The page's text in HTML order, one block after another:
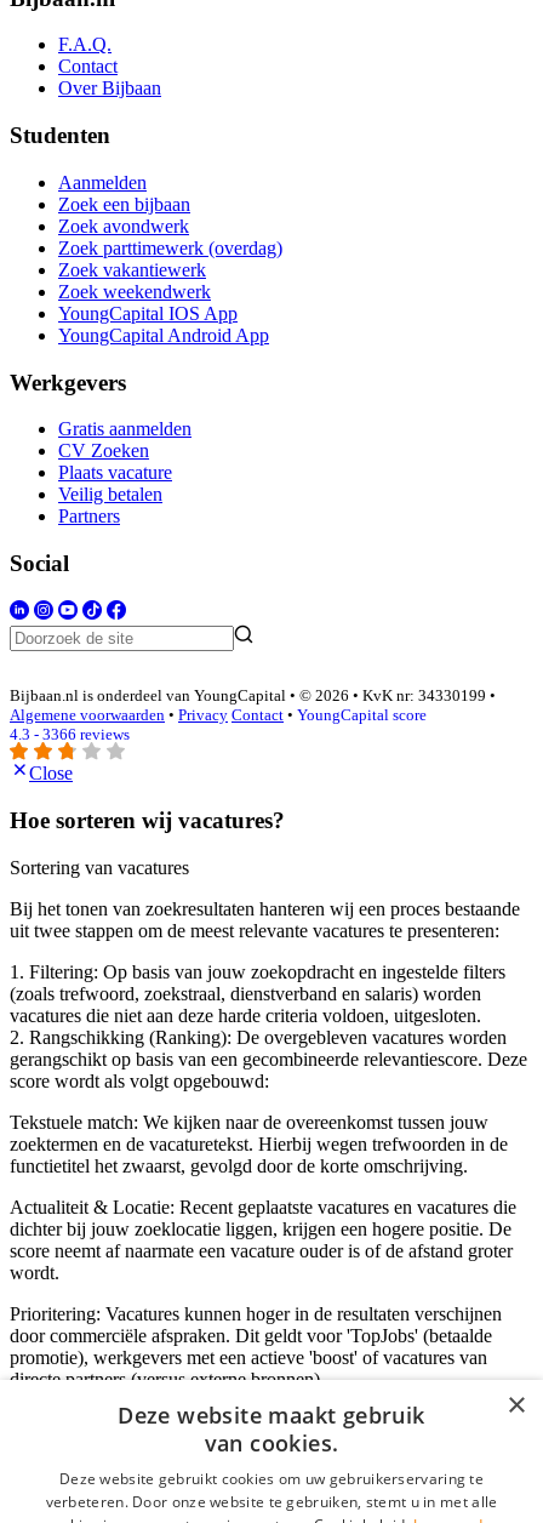
F.A.Q.
Contact
Over Bijbaan
Studenten
Aanmelden
Zoek een bijbaan
Zoek avondwerk
Zoek parttimewerk (overdag)
Zoek vakantiewerk
Zoek weekendwerk
YoungCapital IOS App
YoungCapital Android App
Werkgevers
Gratis aanmelden
CV Zoeken
Plaats vacature
Veilig betalen
Partners
Social
Bijbaan.nl is onderdeel van YoungCapital • © 2026 • KvK nr: 34330199 •
Algemene voorwaarden • Privacy Contact • YoungCapital score
4.3 - 3366 reviews
Close
Hoe sorteren wij vacatures?
Sortering van vacatures
Bij het tonen van zoekresultaten hanteren wij een proces bestaande
uit twee stappen om de meest relevante vacatures te presenteren:
1. Filtering: Op basis van jouw zoekopdracht en ingestelde filters
(zoals trefwoord, zoekstraal, dienstverband en salaris) worden
vacatures die niet aan deze harde criteria voldoen, uitgesloten.
2. Rangschikking (Ranking): De overgebleven vacatures worden
gerangschikt op basis van een gecombineerde relevantiescore. Deze
score wordt als volgt opgebouwd:
Tekstuele match: We kijken naar de overeenkomst tussen jouw
zoektermen en de vacaturetekst. Hierbij wegen trefwoorden in de
functietitel het zwaarst, gevolgd door de korte omschrijving.
Actualiteit & Locatie: Recent geplaatste vacatures en vacatures die
dichter bij jouw zoeklocatie liggen, krijgen een hogere positie. De
score neemt af naarmate een vacature ouder is of de afstand groter
wordt.
Prioritering: Vacatures kunnen hoger in de resultaten verschijnen
door commerciële afspraken. Dit geldt voor 'TopJobs' (betaalde
promotie), werkgevers met een actieve 'boost' of vacatures van
directe partners (versus externe bronnen).
Inloggen als bedrijf
*
×
Deze website maakt gebruik
van cookies.
Deze website gebruikt cookies om uw gebruikerservaring te
verbeteren. Door onze website te gebruiken, stemt u in met alle